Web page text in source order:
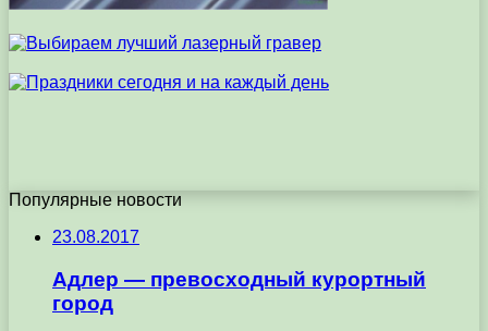
Популярные новости
23.08.2017
Адлер — превосходный курортный
город